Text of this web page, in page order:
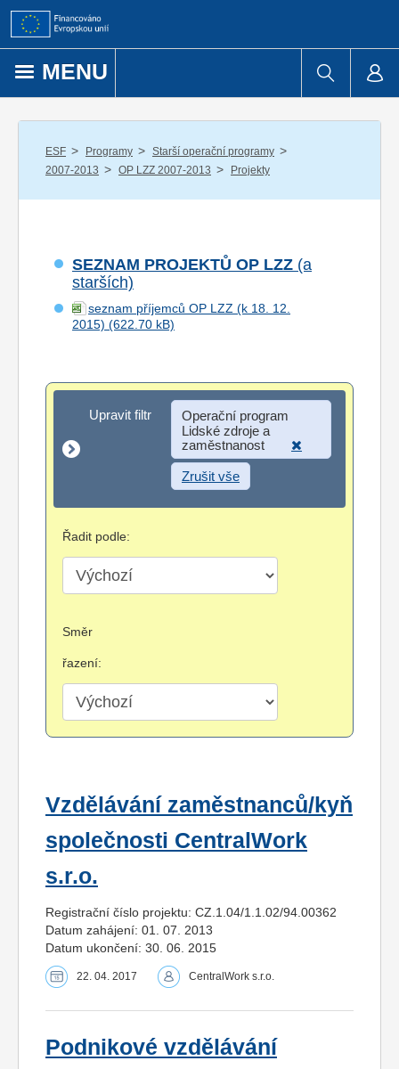
Přejít k obsahu
MENU
ESF / Programy / Starší operační programy /
2007-2013 / OP LZZ 2007-2013 / Projekty
SEZNAM PROJEKTŮ OP LZZ (a
starších)
seznam příjemců OP LZZ (k 18. 12.
2015)
Upravit filtr
Upravit filtr
Operační program
Lidské zdroje a
zaměstnanost
Zrušit vše
Řadit podle:
Směr
řazení:
Vzdělávání zaměstnanců/kyň
společnosti CentralWork
s.r.o.
Registrační číslo projektu: CZ.1.04/1.1.02/94.00362
Datum zahájení: 01. 07. 2013
Datum ukončení: 30. 06. 2015
22. 04. 2017 CentralWork s.r.o.
Podnikové vzdělávání